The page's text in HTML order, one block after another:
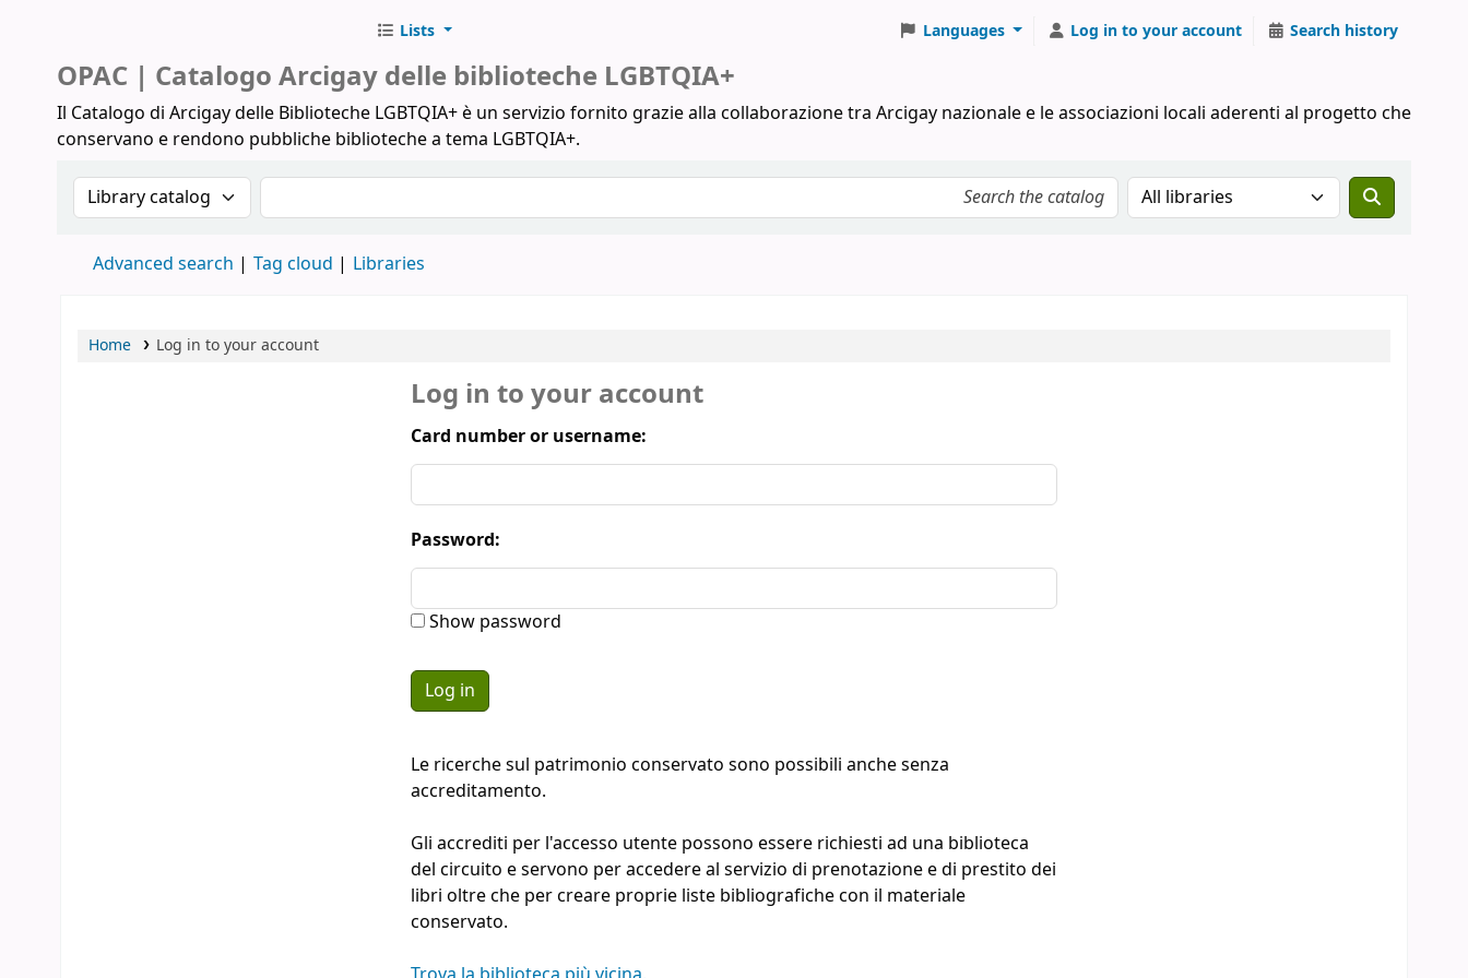
Biblioteche Arcigay
Lists Languages Log in to your account Search history
OPAC | Catalogo Arcigay delle biblioteche LGBTQIA+
Il Catalogo di Arcigay delle Biblioteche LGBTQIA+ è un servizio fornito grazie alla collaborazione tra Arcigay nazionale e le associazioni locali aderenti al progetto che
conservano e rendono pubbliche biblioteche a tema LGBTQIA+.
Search the catalog by:Search the catalog Search the catalog in:
Advanced search Tag cloud Libraries
Home Log in to your account
Log in to your account
Card number or username:
Password:
Show password
Le ricerche sul patrimonio conservato sono possibili anche senza
accreditamento.
Gli accrediti per l'accesso utente possono essere richiesti ad una biblioteca
del circuito e servono per accedere al servizio di prenotazione e di prestito dei
libri oltre che per creare proprie liste bibliografiche con il materiale
conservato.